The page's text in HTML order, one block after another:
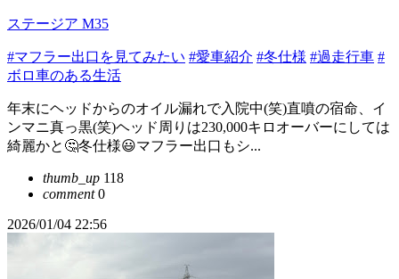
ステージア M35
#マフラー出口を見てみたい #愛車紹介 #冬仕様 #過走行車 #
ボロ車のある生活
年末にヘッドからのオイル漏れで入院中(笑)直噴の宿命、イ
ンマニ真っ黒(笑)ヘッド周りは230,000キロオーバーにしては
綺麗かと🤔冬仕様😃マフラー出口もシ...
thumb_up 118
comment0
2026/01/04 22:56